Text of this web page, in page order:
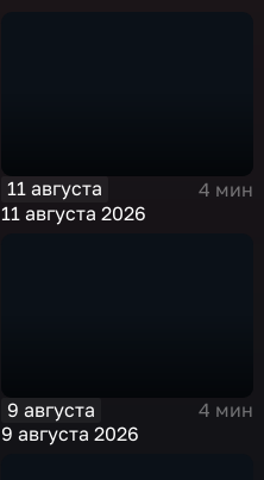
11 августа
4 мин
11 августа 2026
9 августа
4 мин
9 августа 2026